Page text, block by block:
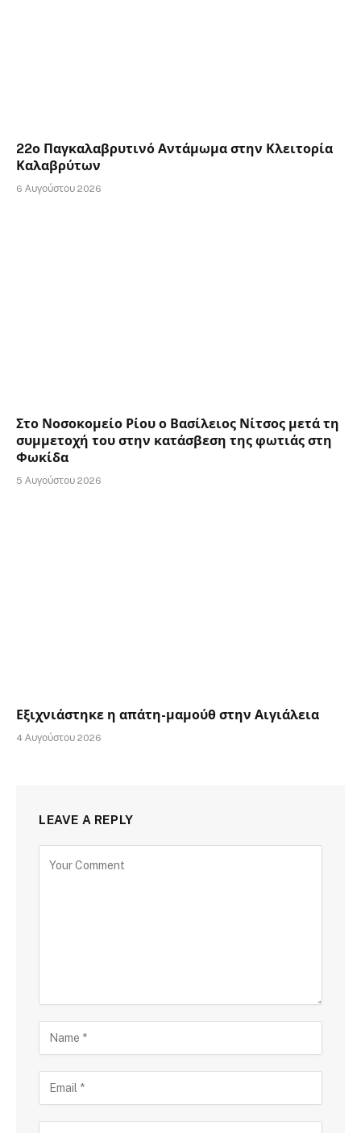
22ο Παγκαλαβρυτινό Αντάμωμα στην Κλειτορία
Καλαβρύτων
6 Αυγούστου 2026
Στο Νοσοκομείο Ρίου ο Βασίλειος Νίτσος μετά τη
συμμετοχή του στην κατάσβεση της φωτιάς στη
Φωκίδα
5 Αυγούστου 2026
Εξιχνιάστηκε η απάτη-μαμούθ στην Αιγιάλεια
4 Αυγούστου 2026
LEAVE A REPLY